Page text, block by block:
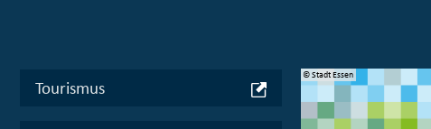
Tourismus
© Stadt Essen